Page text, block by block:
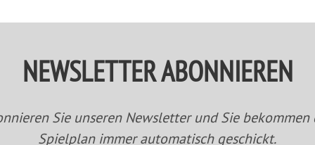
NEWSLETTER ABONNIEREN
Sie unseren Newsletter und Sie bekommen
Spielplan immer automatisch geschickt.